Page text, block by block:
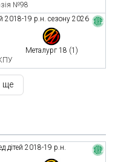
№98
2018-19 р.н. сезону 2026
Металург 18 (1)
ще
дітей 2018-19 р.н.